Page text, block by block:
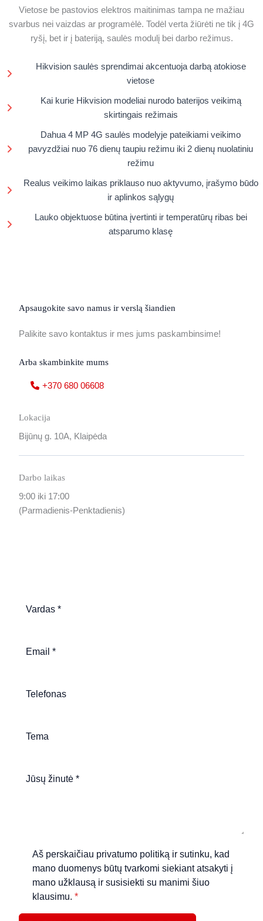
Vietose be pastovios elektros maitinimas tampa ne mažiau
svarbus nei vaizdas ar programėlė. Todėl verta žiūrėti ne tik į 4G
ryšį, bet ir į bateriją, saulės modulį bei darbo režimus.
Hikvision saulės sprendimai akcentuoja darbą atokiose
vietose
Kai kurie Hikvision modeliai nurodo baterijos veikimą
skirtingais režimais
Dahua 4 MP 4G saulės modelyje pateikiami veikimo
pavyzdžiai nuo 76 dienų taupiu režimu iki 2 dienų nuolatiniu
režimu
Realus veikimo laikas priklauso nuo aktyvumo, įrašymo būdo
ir aplinkos sąlygų
Lauko objektuose būtina įvertinti ir temperatūrų ribas bei
atsparumo klasę
Apsaugokite savo namus ir verslą šiandien
Palikite savo kontaktus ir mes jums paskambinsime!
Arba skambinkite mums
+370 680 06608
Lokacija
Bijūnų g. 10A, Klaipėda
Darbo laikas
9:00 iki 17:00
(Parmadienis-Penktadienis)
Aš perskaičiau privatumo politiką ir sutinku, kad
mano duomenys būtų tvarkomi siekiant atsakyti į
mano užklausą ir susisiekti su manimi šiuo
klausimu. *